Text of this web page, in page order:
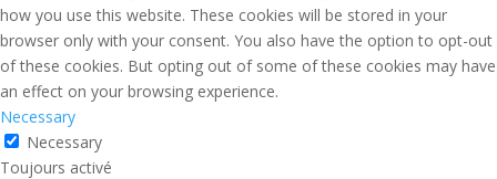
how you use this website. These cookies will be stored in your
browser only with your consent. You also have the option to opt-out
of these cookies. But opting out of some of these cookies may have
an effect on your browsing experience.
Necessary
Necessary
Toujours activé